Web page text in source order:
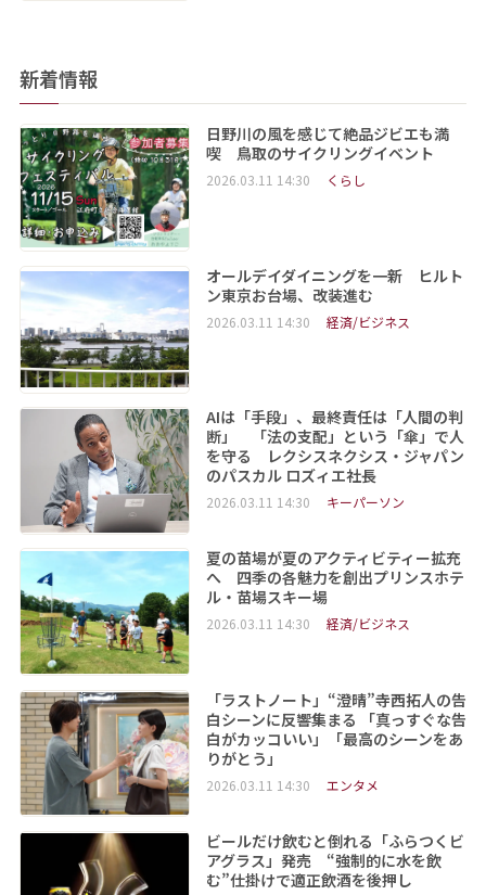
新着情報
日野川の風を感じて絶品ジビエも満
喫 鳥取のサイクリングイベント
2026.03.11 14:30 くらし
オールデイダイニングを一新 ヒルト
ン東京お台場、改装進む
2026.03.11 14:30 経済/ビジネス
AIは「手段」、最終責任は「人間の判
断」 「法の支配」という「傘」で人
を守る レクシスネクシス・ジャパン
のパスカル ロズィエ社長
2026.03.11 14:30 キーパーソン
夏の苗場が夏のアクティビティー拡充
へ 四季の各魅力を創出プリンスホテ
ル・苗場スキー場
2026.03.11 14:30 経済/ビジネス
「ラストノート」“澄晴”寺西拓人の告
白シーンに反響集まる 「真っすぐな告
白がカッコいい」「最高のシーンをあ
りがとう」
2026.03.11 14:30 エンタメ
ビールだけ飲むと倒れる「ふらつくビ
アグラス」発売 “強制的に水を飲
む”仕掛けで適正飲酒を後押し